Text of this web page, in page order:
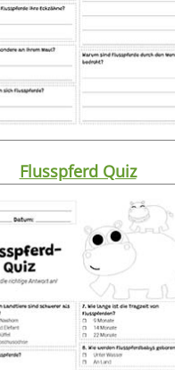
Flusspferd Quiz